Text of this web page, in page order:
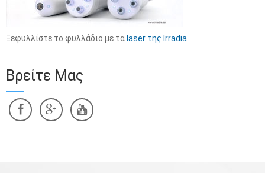
Ξεφυλλίστε το φυλλάδιο με τα laser της Irradia
Βρείτε Μας